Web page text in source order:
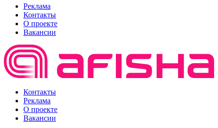
Реклама
Контакты
О проекте
Вакансии
Контакты
Реклама
О проекте
Вакансии